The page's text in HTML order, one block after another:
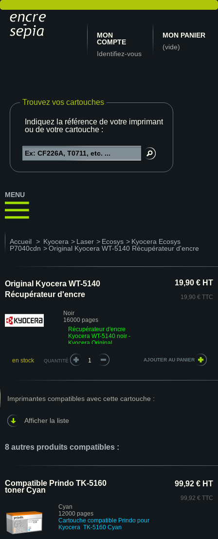
MON
COMPTE
Identifiez-vous
MON PANIER
(vide)
Trouvez vos cartouches
Indiquez la référence de votre imprimante
ou de votre cartouche :
MENU
Accueil > Kyocera > Laser > Ecosys > Kyocera Ecosys
P7040cdn >Original Kyocera WT-5140 Récupérateur d'encre
Original Kyocera WT-5140
Récupérateur d'encre
Noir
16000 pages
Récupérateur d'encre
Kyocera WT-5140 noir -
Kyocera Original
19,90 € HT
19,90 € TTC
en stock QUANTITÉ
Imprimantes compatibles avec cette cartouche :
Afficher la liste
8 autres produits compatibles :
Compatible Prindo TK-5160
toner Cyan
Cyan
12000 pages
Cartouche compatible Prindo pour
Kyocera TK-5160 Cyan
99,92 € HT
99,92 € TTC